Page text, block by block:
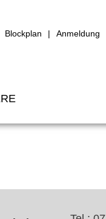
Blockplan Anmeldung